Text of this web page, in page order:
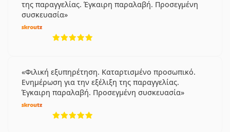
της παραγγελίας. Έγκαιρη παραλαβή. Προσεγμένη
συσκευασία
Φιλική εξυπηρέτηση. Καταρτισμένο προσωπικό.
Ενημέρωση για την εξέλιξη της παραγγελίας.
Έγκαιρη παραλαβή. Προσεγμένη συσκευασία